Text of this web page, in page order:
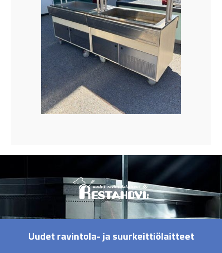
Uudet ravintola- ja suurkeittiölaitteet